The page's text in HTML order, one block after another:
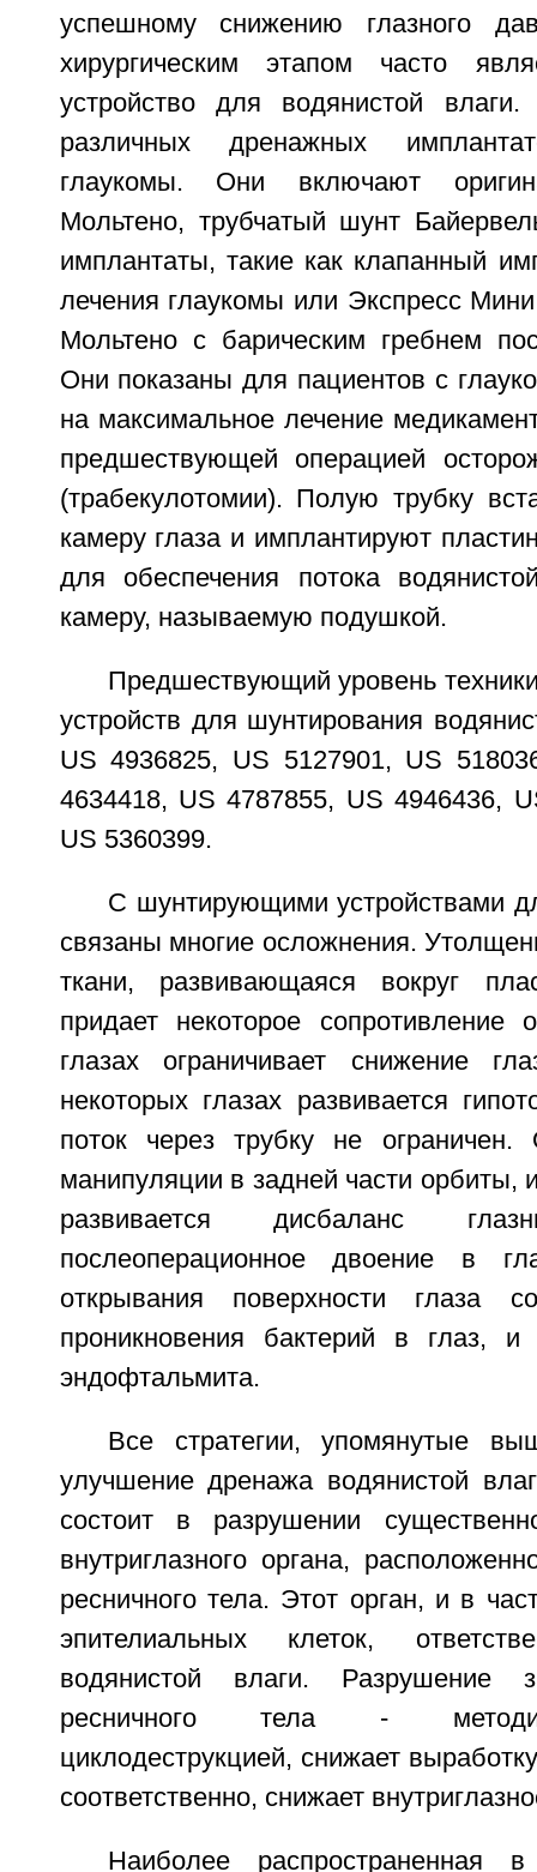
успешному снижению глазного
хирургическим этапом часто
устройство для водянистой влаги.
различных дренажных
глаукомы. Они включают
Мольтено, трубчатый шунт
имплантаты, такие как клапанный
лечения глаукомы или Экспресс
Мольтено с барическим гребнем
Они показаны для пациентов с
на максимальное лечение
предшествующей операцией
(трабекулотомии). Полую трубку
камеру глаза и имплантируют
для обеспечения потока
камеру, называемую подушкой.
Предшествующий уровень
устройств для шунтирования
US 4936825, US 5127901, US
4634418, US 4787855, US 4946436,
US 5360399.
С шунтирующими устройствами
связаны многие осложнения.
ткани, развивающаяся вокруг
придает некоторое сопротивление
глазах ограничивает снижение
некоторых глазах развивается
поток через трубку не ограничен.
манипуляции в задней части орбиты,
развивается дисбаланс
послеоперационное двоение в
открывания поверхности глаза
проникновения бактерий в глаз, и
эндофтальмита.
Все стратегии, упомянутые
улучшение дренажа водянистой
состоит в разрушении
внутриглазного органа,
ресничного тела. Этот орган, и в
эпителиальных клеток,
водянистой влаги. Разрушение
ресничного тела -
циклодеструкцией, снижает
соответственно, снижает
Наиболее распространенная